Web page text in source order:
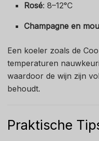
Rosé: 8–12°C
Champagne en
Een koeler zoals de
temperaturen
waardoor de wijn zijn
behoudt.
Praktische